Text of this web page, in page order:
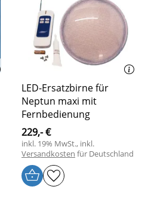
LED-Ersatzbirne für
Neptun maxi mit
Fernbedienung
229,- €
inkl. 19% MwSt., inkl.
Versandkosten für Deutschland